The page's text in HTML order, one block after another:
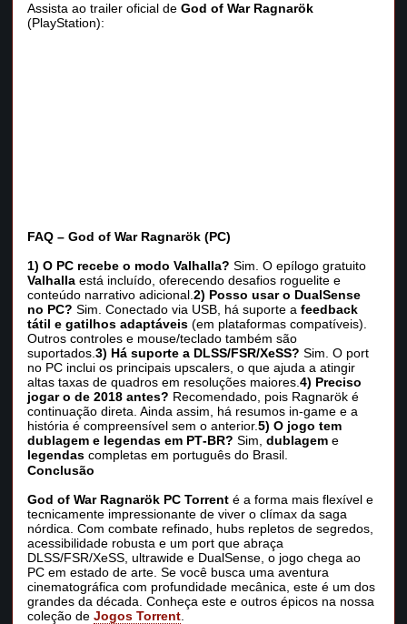
Assista ao trailer oficial deGod of War Ragnarök
(PlayStation):
FAQ – God of War Ragnarök (PC)
1) O PC recebe o modo Valhalla? Sim. O epílogo gratuito
Valhalla está incluído, oferecendo desafios roguelite e
conteúdo narrativo adicional.2) Posso usar o DualSense
no PC? Sim. Conectado via USB, há suporte afeedback
tátil e gatilhos adaptáveis (em plataformas compatíveis).
Outros controles e mouse/teclado também são
suportados.3) Há suporte a DLSS/FSR/XeSS? Sim. O port
no PC inclui os principais upscalers, o que ajuda a atingir
altas taxas de quadros em resoluções maiores.4) Preciso
jogar o de 2018 antes? Recomendado, pois Ragnarök é
continuação direta. Ainda assim, há resumos in‑game e a
história é compreensível sem o anterior.5) O jogo tem
dublagem e legendas em PT‑BR? Sim,dublagem e
legendas completas em português do Brasil.
Conclusão
God of War Ragnarök PC Torrent é a forma mais flexível e
tecnicamente impressionante de viver o clímax da saga
nórdica. Com combate refinado, hubs repletos de segredos,
acessibilidade robusta e um port que abraça
DLSS/FSR/XeSS, ultrawide e DualSense, o jogo chega ao
PC em estado de arte. Se você busca uma aventura
cinematográfica com profundidade mecânica, este é um dos
grandes da década. Conheça este e outros épicos na nossa
coleção deJogos Torrent